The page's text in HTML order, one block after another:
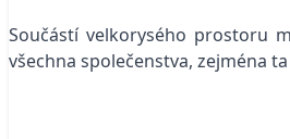
Součástí velkorysého prostoru
všechna společenstva, zejména